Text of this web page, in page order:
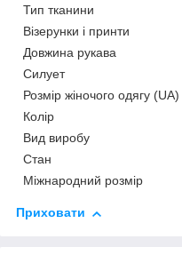
Тип тканини
Візерунки і принти
Довжина рукава
Силует
Розмір жіночого одягу (UA)
Колір
Вид виробу
Стан
Міжнародний розмір
Приховати